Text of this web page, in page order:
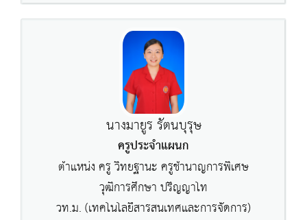
นางมายูร รัตนบุรุษ
ครูประจำแผนก
ตำแหน่ง ครู วิทยฐานะ ครูชำนาญการพิเศษ
วุฒิการศึกษา ปริญญาโท
วท.ม. (เทคโนโลยีสารสนเทศและการจัดการ)